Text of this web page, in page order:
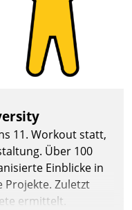
11. Workout statt,
Über 100
Einblicke in
Zuletzt
ermittelt.